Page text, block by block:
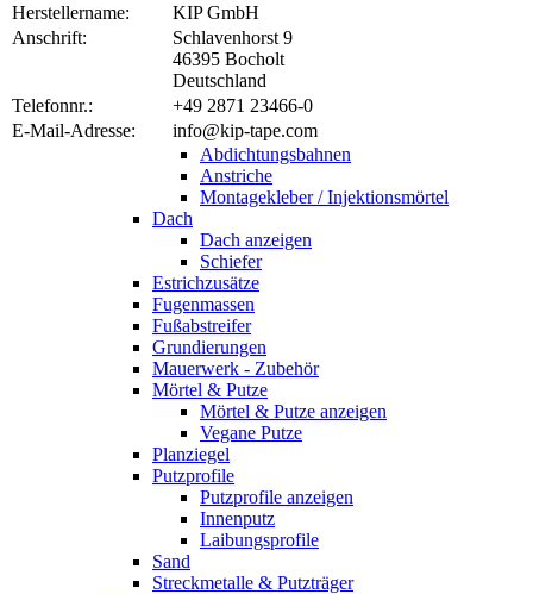
Herstellername:
KIP GmbH
Anschrift:
Schlavenhorst 9
46395 Bocholt
Deutschland
Telefonnr.:
+49 2871 23466-0
E-Mail-Adresse:
info@kip-tape.com
Abdichtungsbahnen
Anstriche
Montagekleber / Injektionsmörtel
Dach
Dach anzeigen
Schiefer
Estrichzusätze
Fugenmassen
Fußabstreifer
Grundierungen
Mauerwerk - Zubehör
Mörtel & Putze
Mörtel & Putze anzeigen
Vegane Putze
Planziegel
Putzprofile
Putzprofile anzeigen
Innenputz
Laibungsprofile
Sand
Streckmetalle & Putzträger